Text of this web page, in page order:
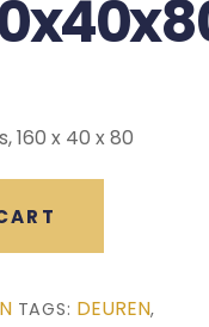
160 x 40 x 80
TAGS: DEUREN,